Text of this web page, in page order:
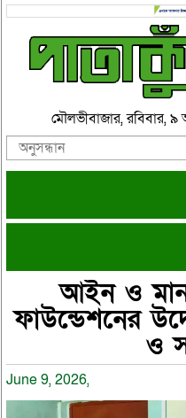
মৌলভীবাজার, রবিবার,
আইন ও
ফাউন্ডেশনের
ও
June 9, 2026,